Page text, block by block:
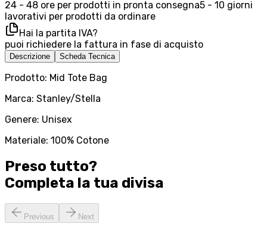
24 - 48 ore per prodotti in pronta consegna5 - 10 giorni
lavorativi per prodotti da ordinare
Hai la partita IVA?
puoi richiedere la fattura in fase di acquisto
Descrizione Scheda Tecnica
Prodotto: Mid Tote Bag
Marca: Stanley/Stella
Genere: Unisex
Materiale: 100% Cotone
Preso tutto?
Completa la tua divisa
Previous Next